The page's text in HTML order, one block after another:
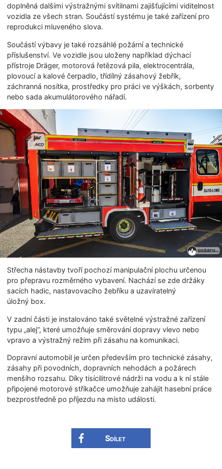
doplněná dalšími výstražnými svítilnami zajišťujícími viditelnost
vozidla ze všech stran. Součástí systému je také zařízení pro
reprodukci mluveného slova.
Součástí výbavy je také rozsáhlé požární a technické
příslušenství. Ve vozidle jsou uloženy například dýchací
přístroje Dräger, motorová řetězová pila, elektrocentrála,
plovoucí a kalové čerpadlo, třídílný zásahový žebřík,
záchranná nosítka, prostředky pro práci ve výškách, sorbenty
nebo sada akumulátorového nářadí.
Střecha nástavby tvoří pochozí manipulační plochu určenou
pro přepravu rozměrného vybavení. Nachází se zde držáky
sacích hadic, nastavovacího žebříku a uzavíratelný
úložný box.
V zadní části je instalováno také světelné výstražné zařízení
typu „alej“, které umožňuje směrování dopravy vlevo nebo
vpravo a výstražný režim při zásahu na komunikaci.
Dopravní automobil je určen především pro technické zásahy,
zásahy při povodních, dopravních nehodách a požárech
menšího rozsahu. Díky tisícilitrové nádrži na vodu a k ní stále
připojené motorové stříkačce umožňuje zahájit hasební práce
bezprostředně po příjezdu na místo události.
Sdílet